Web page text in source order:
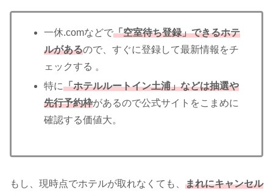
一休.comなどで「空室待ち登録」できるホテ
ルがあるので、すぐに登録して最新情報をチ
ェックする 。
特に「ホテルルートイン土浦」などは抽選や
先行予約枠があるので公式サイトをこまめに
確認する価値大。
もし、現時点でホテルが取れなくても、 まれにキャンセル